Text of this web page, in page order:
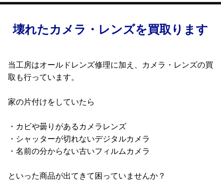
壊れたカメラ・レンズを買取ります
当工房はオールドレンズ修理に加え、カメラ・レンズの買
取も行っています。
家の片付けをしていたら
・カビや曇りがあるカメラレンズ
・シャッターが切れないデジタルカメラ
・名前の分からない古いフィルムカメラ
といった商品が出てきて困っていませんか？